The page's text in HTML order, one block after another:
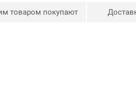
товаром покупают